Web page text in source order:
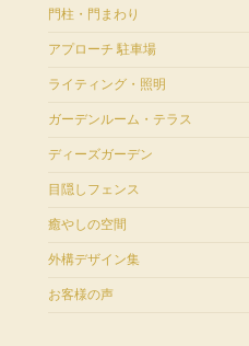
門柱・門まわり
アプローチ 駐車場
ライティング・照明
ガーデンルーム・テラス
ディーズガーデン
目隠しフェンス
癒やしの空間
外構デザイン集
お客様の声